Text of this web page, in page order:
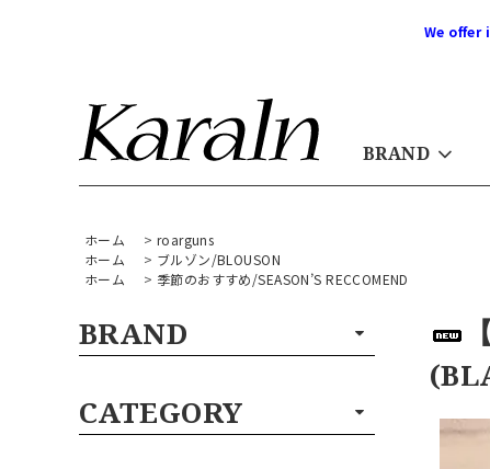
We
BRAND
ホーム > roarguns
ホーム
> ブルゾン/BLOUSON
ホーム
> 季節のおすすめ/SEASON’S RECCOMEND
BRAND
CATEGORY